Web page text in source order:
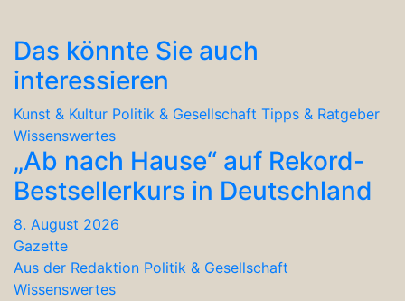
Das könnte Sie auch
interessieren
Kunst & Kultur Politik & Gesellschaft Tipps & Ratgeber
Wissenswertes
„Ab nach Hause“ auf Rekord-
Bestsellerkurs in Deutschland
8. August 2026
Gazette
Aus der Redaktion Politik & Gesellschaft
Wissenswertes